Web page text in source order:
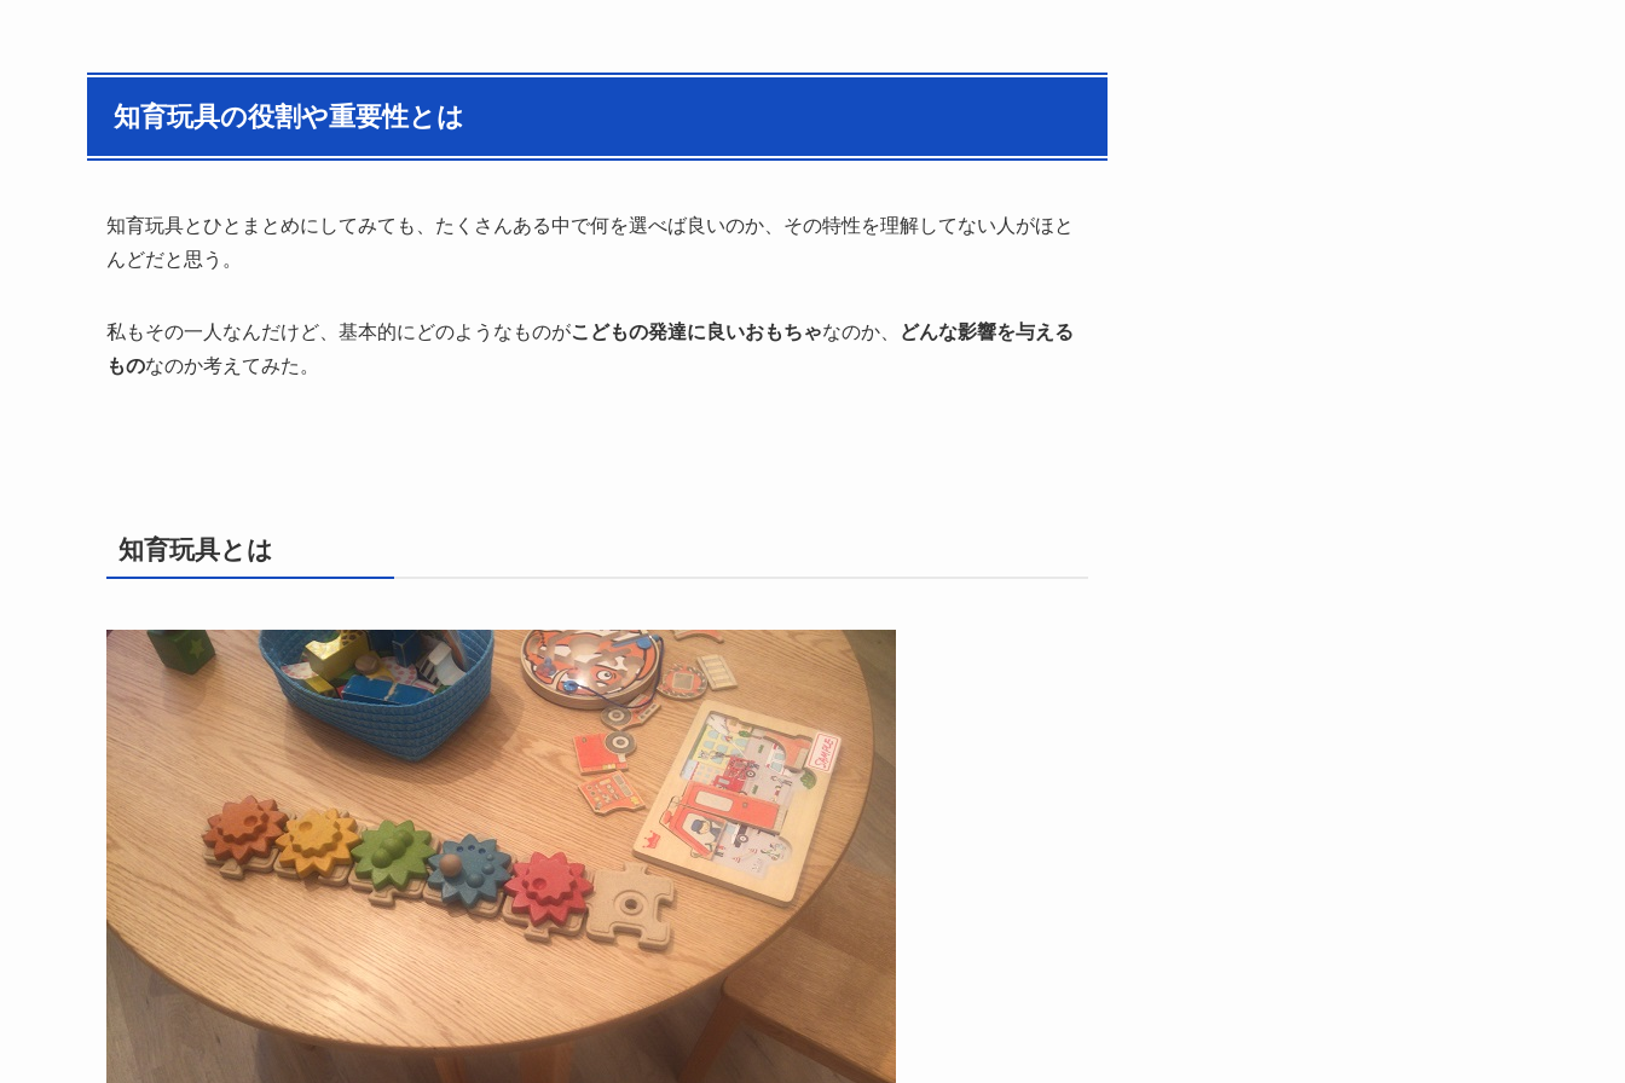
知育玩具の役割や重要性とは
知育玩具とひとまとめにしてみても、たくさんある中で何を選べば良いのか、その特性を理解してない人がほと
んどだと思う。
私もその一人なんだけど、基本的にどのようなものがこどもの発達に良いおもちゃなのか、
どんな影響を与える
ものなのか考えてみた。
知育玩具とは